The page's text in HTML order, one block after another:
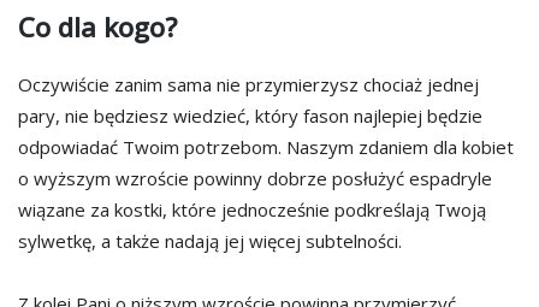
Co dla kogo?
Oczywiście zanim sama nie przymierzysz chociaż jednej
pary, nie będziesz wiedzieć, który fason najlepiej będzie
odpowiadać Twoim potrzebom. Naszym zdaniem dla kobiet
o wyższym wzroście powinny dobrze posłużyć espadryle
wiązane za kostki, które jednocześnie podkreślają Twoją
sylwetkę, a także nadają jej więcej subtelności.